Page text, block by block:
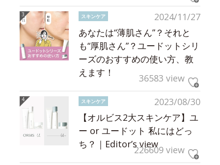
2024/11/27
スキンケア
あなたは“薄肌さん”？それと
も“厚肌さん”？ユードットシリ
ーズのおすすめの使い方、教
えます！
36583 view
2023/08/30
スキンケア
【オルビス2大スキンケア】ユ
ー or ユードット 私にはどっ
ち？｜Editor’s view226609 view